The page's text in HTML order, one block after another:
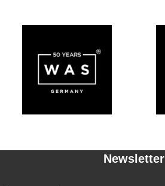
Newsletter